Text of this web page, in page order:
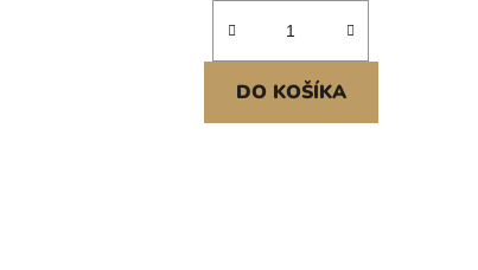
DO KOŠÍKA